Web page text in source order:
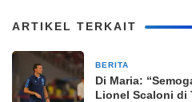
ARTIKEL TERKAIT
BERITA
Di Maria:
Lionel Scaloni di